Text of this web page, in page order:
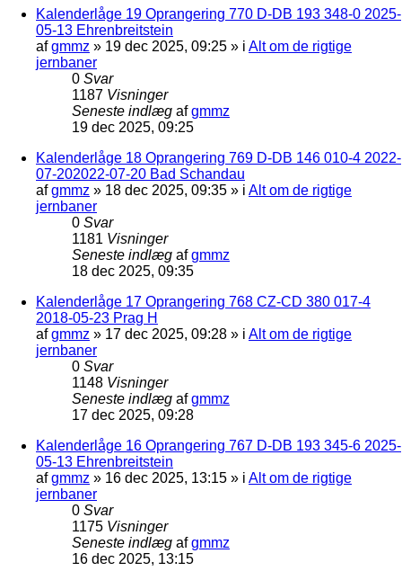
Kalenderlåge 19 Oprangering 770 D-DB 193 348-0 2025-
05-13 Ehrenbreitstein
afgmmz » 19 dec 2025, 09:25 » i Alt om de rigtige
jernbaner
0 Svar
1187 Visninger
Seneste indlæg afgmmz
19 dec 2025, 09:25
Kalenderlåge 18 Oprangering 769 D-DB 146 010-4 2022-
07-202022-07-20 Bad Schandau
afgmmz » 18 dec 2025, 09:35 » i Alt om de rigtige
jernbaner
0 Svar
1181 Visninger
Seneste indlæg afgmmz
18 dec 2025, 09:35
Kalenderlåge 17 Oprangering 768 CZ-CD 380 017-4
2018-05-23 Prag H
afgmmz » 17 dec 2025, 09:28 » i Alt om de rigtige
jernbaner
0 Svar
1148 Visninger
Seneste indlæg afgmmz
17 dec 2025, 09:28
Kalenderlåge 16 Oprangering 767 D-DB 193 345-6 2025-
05-13 Ehrenbreitstein
afgmmz » 16 dec 2025, 13:15 » i Alt om de rigtige
jernbaner
0 Svar
1175 Visninger
Seneste indlæg afgmmz
16 dec 2025, 13:15